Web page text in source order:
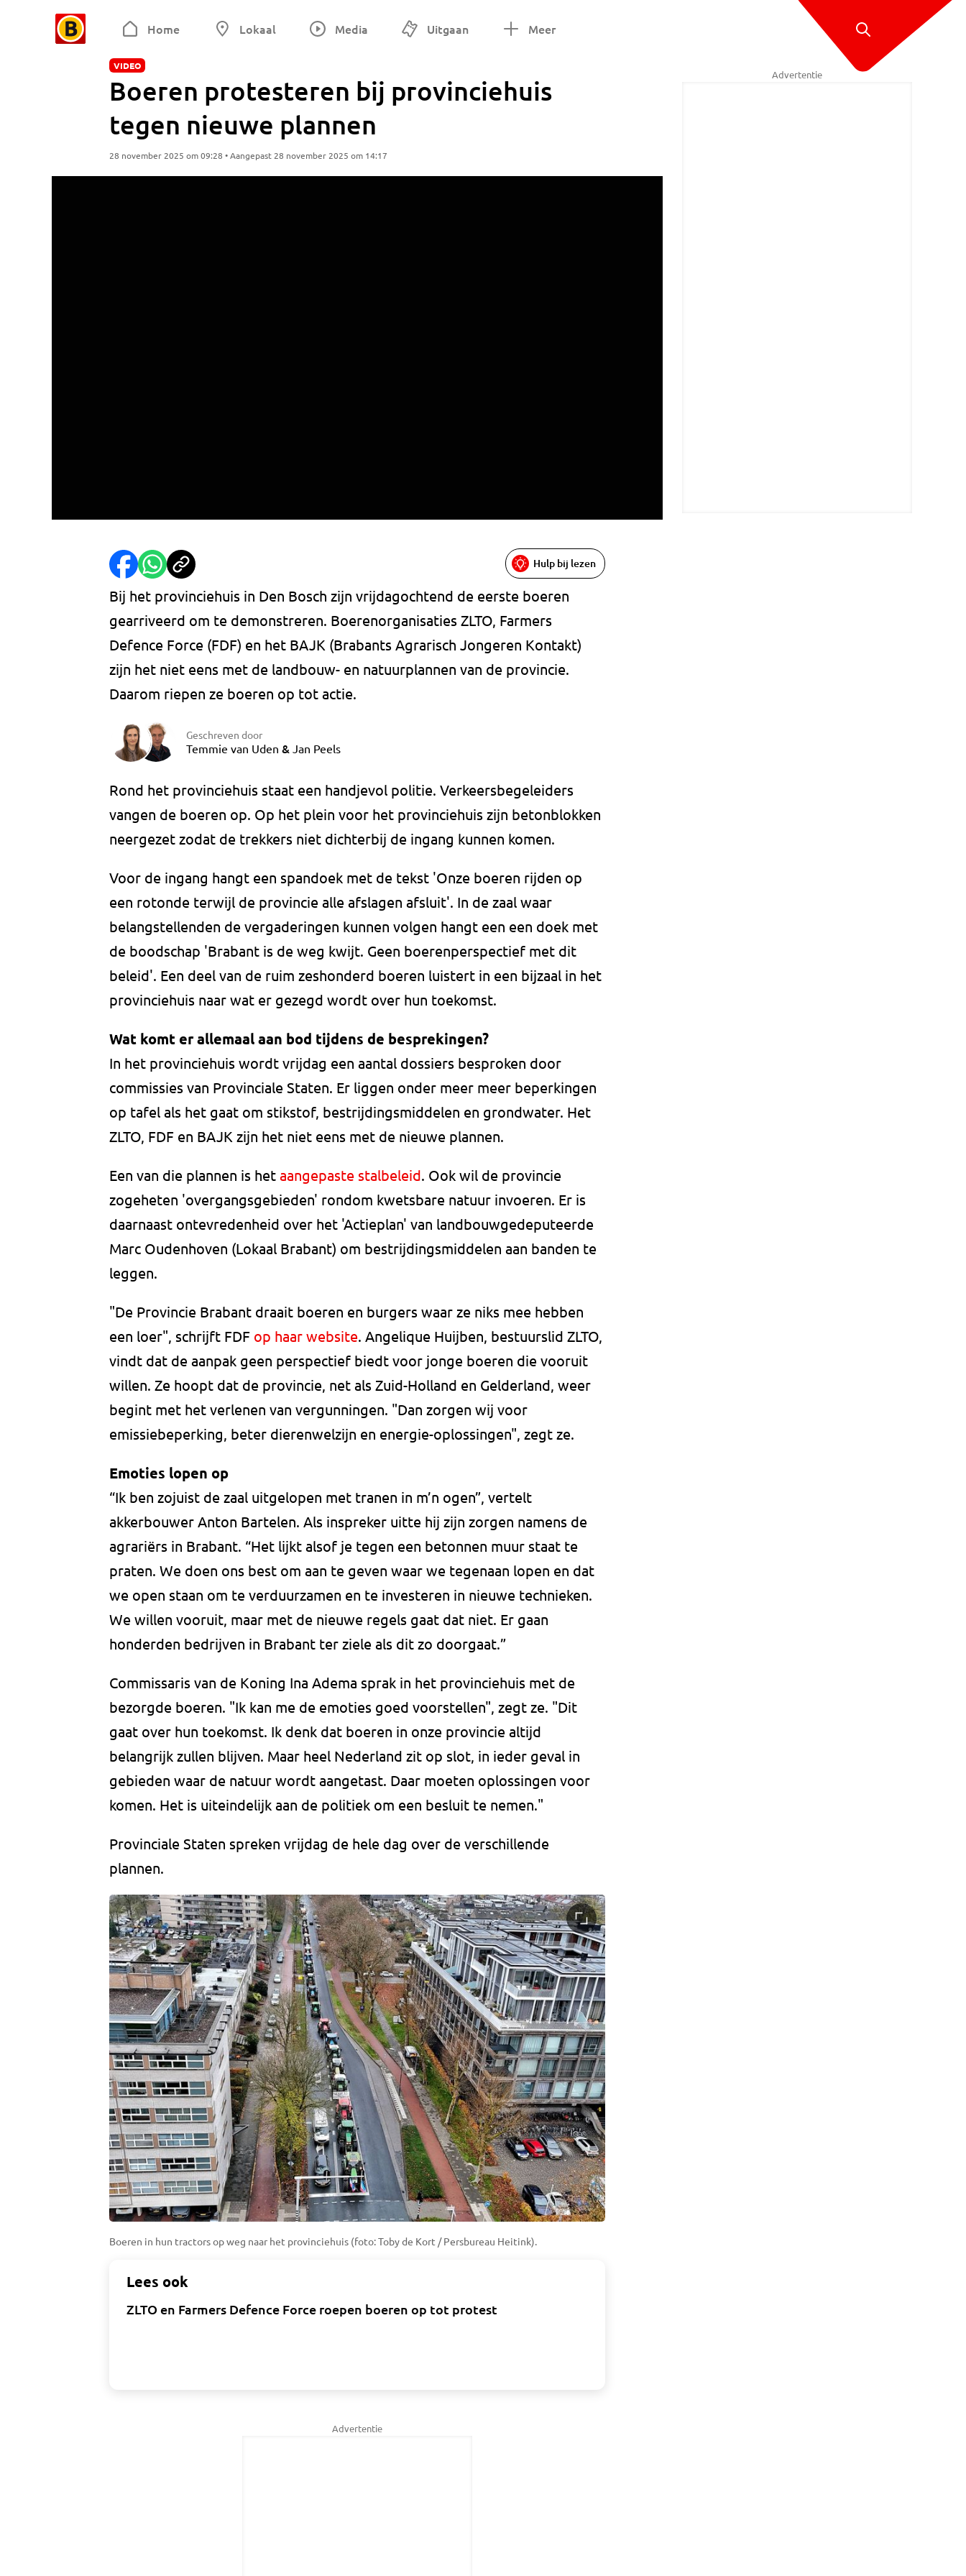
Home Lokaal Media Uitgaan Meer
VIDEO
Boeren protesteren bij provinciehuis
tegen nieuwe plannen
28 november 2025 om 09:28 • Aangepast 28 november 2025 om 14:17
Hulp bij lezen
Bij het provinciehuis in Den Bosch zijn vrijdagochtend de eerste boeren
gearriveerd om te demonstreren. Boerenorganisaties ZLTO, Farmers
Defence Force (FDF) en het BAJK (Brabants Agrarisch Jongeren Kontakt)
zijn het niet eens met de landbouw- en natuurplannen van de provincie.
Daarom riepen ze boeren op tot actie.
Geschreven door
Temmie van Uden & Jan Peels
Rond het provinciehuis staat een handjevol politie. Verkeersbegeleiders
vangen de boeren op. Op het plein voor het provinciehuis zijn betonblokken
neergezet zodat de trekkers niet dichterbij de ingang kunnen komen.
Voor de ingang hangt een spandoek met de tekst 'Onze boeren rijden op
een rotonde terwijl de provincie alle afslagen afsluit'. In de zaal waar
belangstellenden de vergaderingen kunnen volgen hangt een een doek met
de boodschap 'Brabant is de weg kwijt. Geen boerenperspectief met dit
beleid'. Een deel van de ruim zeshonderd boeren luistert in een bijzaal in het
provinciehuis naar wat er gezegd wordt over hun toekomst.
Wat komt er allemaal aan bod tijdens de besprekingen?
In het provinciehuis wordt vrijdag een aantal dossiers besproken door
commissies van Provinciale Staten. Er liggen onder meer meer beperkingen
op tafel als het gaat om stikstof, bestrijdingsmiddelen en grondwater. Het
ZLTO, FDF en BAJK zijn het niet eens met de nieuwe plannen.
Een van die plannen is het aangepaste stalbeleid. Ook wil de provincie
zogeheten 'overgangsgebieden' rondom kwetsbare natuur invoeren. Er is
daarnaast ontevredenheid over het 'Actieplan' van landbouwgedeputeerde
Marc Oudenhoven (Lokaal Brabant) om bestrijdingsmiddelen aan banden te
leggen.
"De Provincie Brabant draait boeren en burgers waar ze niks mee hebben
een loer", schrijft FDF op haar website. Angelique Huijben, bestuurslid ZLTO,
vindt dat de aanpak geen perspectief biedt voor jonge boeren die vooruit
willen. Ze hoopt dat de provincie, net als Zuid-Holland en Gelderland, weer
begint met het verlenen van vergunningen. "Dan zorgen wij voor
emissiebeperking, beter dierenwelzijn en energie-oplossingen", zegt ze.
Emoties lopen op
“Ik ben zojuist de zaal uitgelopen met tranen in m’n ogen”, vertelt
akkerbouwer Anton Bartelen. Als inspreker uitte hij zijn zorgen namens de
agrariërs in Brabant. “Het lijkt alsof je tegen een betonnen muur staat te
praten. We doen ons best om aan te geven waar we tegenaan lopen en dat
we open staan om te verduurzamen en te investeren in nieuwe technieken.
We willen vooruit, maar met de nieuwe regels gaat dat niet. Er gaan
honderden bedrijven in Brabant ter ziele als dit zo doorgaat.”
Commissaris van de Koning Ina Adema sprak in het provinciehuis met de
bezorgde boeren. "Ik kan me de emoties goed voorstellen", zegt ze. "Dit
gaat over hun toekomst. Ik denk dat boeren in onze provincie altijd
belangrijk zullen blijven. Maar heel Nederland zit op slot, in ieder geval in
gebieden waar de natuur wordt aangetast. Daar moeten oplossingen voor
komen. Het is uiteindelijk aan de politiek om een besluit te nemen."
Provinciale Staten spreken vrijdag de hele dag over de verschillende
plannen.
Boeren in hun tractors op weg naar het provinciehuis (foto: Toby de Kort / Persbureau Heitink).
Lees ook
ZLTO en Farmers Defence Force roepen boeren op tot protest
Advertentie
Advertentie